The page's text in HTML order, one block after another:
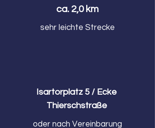
ca. 2,0 km
sehr leichte Strecke
Isartorplatz 5 / Ecke
Thierschstraße
oder nach Vereinbarung